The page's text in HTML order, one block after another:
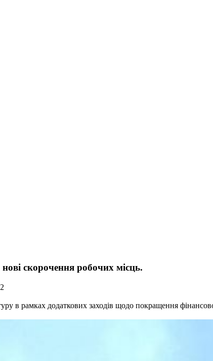
скорочення робочих місць.
рамках додаткових заходів щодо покращення